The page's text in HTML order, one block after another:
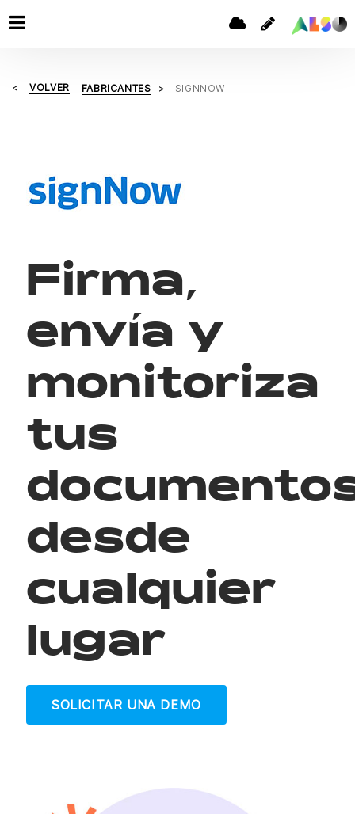
VOLVER FABRICANTES SIGNNOW
Firma,
envía y
monitoriza
tus
desde
cualquier
lugar
SOLICITAR UNA DEMO